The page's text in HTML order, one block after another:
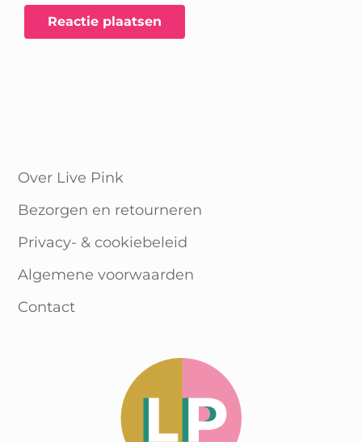
Over Live Pink
Bezorgen en retourneren
Privacy- & cookiebeleid
Algemene voorwaarden
Contact